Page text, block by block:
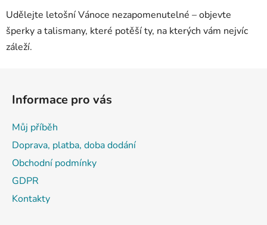
Udělejte letošní Vánoce nezapomenutelné – objevte
šperky a talismany, které potěší ty, na kterých vám nejvíc
záleží.
Informace pro vás
Můj příběh
Doprava, platba, doba dodání
Obchodní podmínky
GDPR
Kontakty